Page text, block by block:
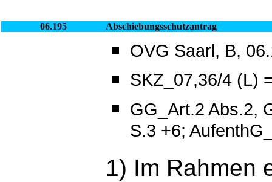
06.195 Abschiebungsschutzantrag
OVG Saarl, B,
SKZ_07,36/4 (L)
GG_Art.2 Abs.2,
S.3 +6;
1) Im Rahmen